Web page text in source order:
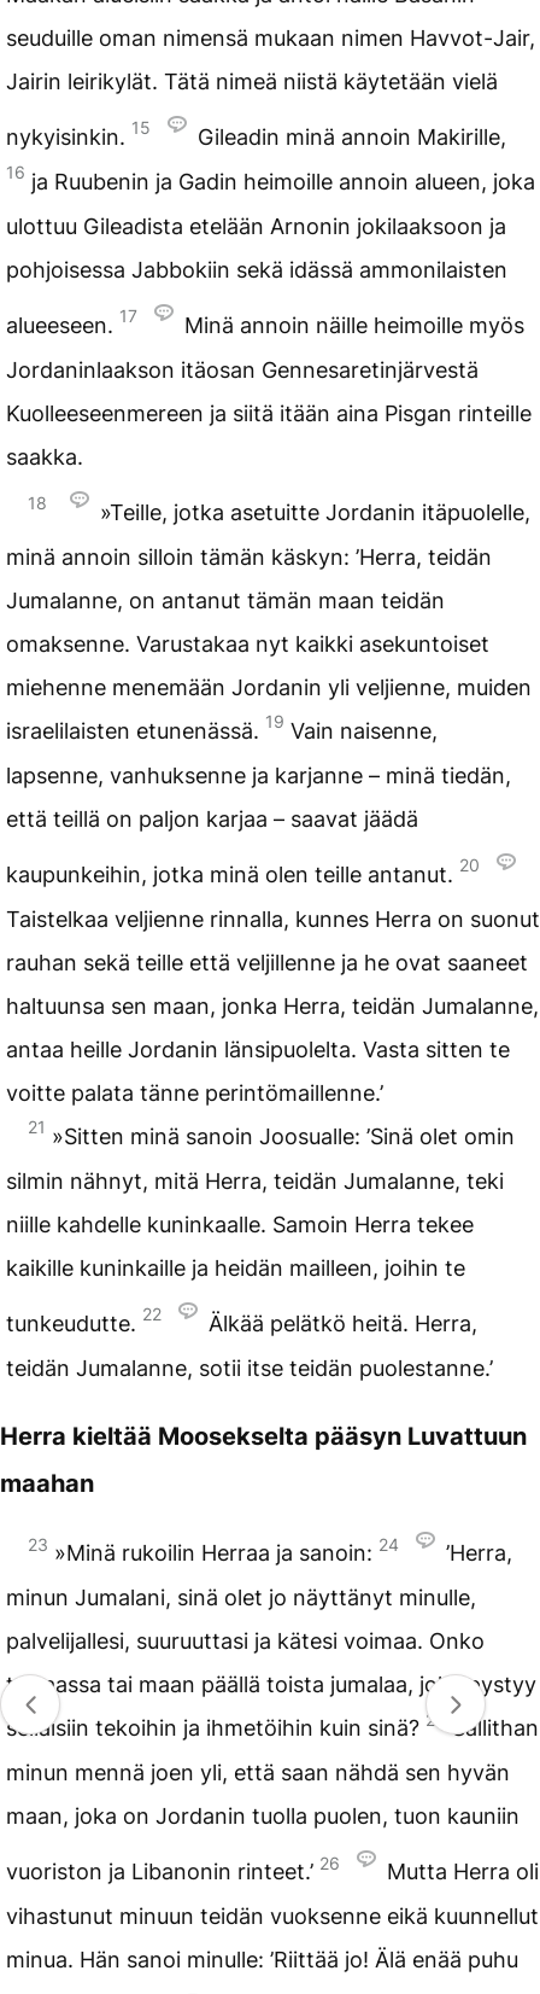
seuduille oman nimensä mukaan nimen Havvot-Jair,
Jairin leirikylät. Tätä nimeä niistä käytetään vielä
nykyisinkin. 15 Gileadin minä annoin Makirille,
16 ja Ruubenin ja Gadin heimoille annoin alueen, joka
ulottuu Gileadista etelään Arnonin jokilaaksoon ja
pohjoisessa Jabbokiin sekä idässä ammonilaisten
alueeseen. 17
Minä annoin näille heimoille myös
Jordaninlaakson itäosan Gennesaretinjärvestä
Kuolleeseenmereen ja siitä itään aina Pisgan rinteille
saakka.
18
»Teille, jotka asetuitte Jordanin itäpuolelle,
minä annoin silloin tämän käskyn: ’Herra, teidän
Jumalanne, on antanut tämän maan teidän
omaksenne. Varustakaa nyt kaikki asekuntoiset
miehenne menemään Jordanin yli veljienne, muiden
israelilaisten etunenässä. 19 Vain naisenne,
lapsenne, vanhuksenne ja karjanne – minä tiedän,
että teillä on paljon karjaa – saavat jäädä
kaupunkeihin, jotka minä olen teille antanut. 20
Taistelkaa veljienne rinnalla, kunnes Herra on suonut
rauhan sekä teille että veljillenne ja he ovat saaneet
haltuunsa sen maan, jonka Herra, teidän Jumalanne,
antaa heille Jordanin länsipuolelta. Vasta sitten te
voitte palata tänne perintömaillenne.’
21 »Sitten minä sanoin Joosualle: ’Sinä olet omin
silmin nähnyt, mitä Herra, teidän Jumalanne, teki
niille kahdelle kuninkaalle. Samoin Herra tekee
kaikille kuninkaille ja heidän mailleen, joihin te
tunkeudutte. 22
Älkää pelätkö heitä. Herra,
teidän Jumalanne, sotii itse teidän puolestanne.’
Herra kieltää Moosekselta pääsyn Luvattuun
maahan
23 »Minä rukoilin Herraa ja sanoin: 24
’Herra,
minun Jumalani, sinä olet jo näyttänyt minulle,
palvelijallesi, suuruuttasi ja kätesi voimaa. Onko
taivaassa tai maan päällä toista jumalaa, joka pystyy
sellaisiin tekoihin ja ihmetöihin kuin sinä? 25
Sallithan
minun mennä joen yli, että saan nähdä sen hyvän
maan, joka on Jordanin tuolla puolen, tuon kauniin
vuoriston ja Libanonin rinteet.’ 26
Mutta Herra oli
vihastunut minuun teidän vuoksenne eikä kuunnellut
minua. Hän sanoi minulle: ’Riittää jo! Älä enää puhu